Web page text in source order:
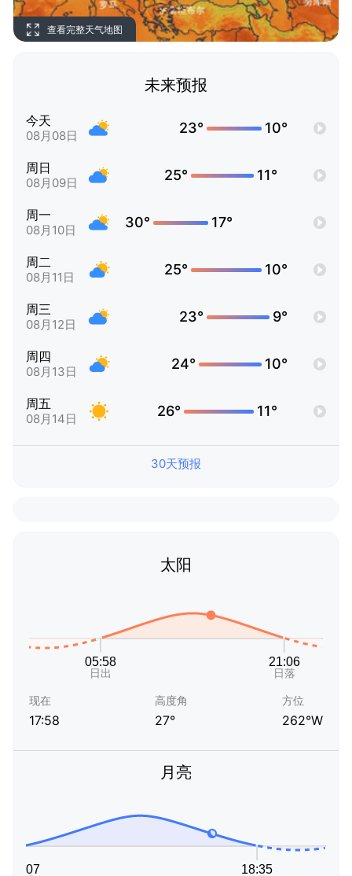
查看完整天气地图
未来预报
今天
08月08日 23° 10°
周日
08月09日 25° 11°
周一
08月10日 30° 17°
周二
08月11日 25° 10°
周三
08月12日 23° 9°
周四
08月13日 24° 10°
周五
08月14日 26° 11°
30天预报
太阳
现在
17:58
高度角
27°
方位
262°W
月亮